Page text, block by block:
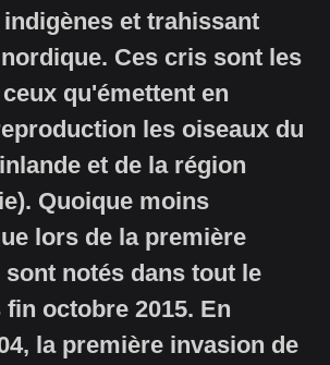
et trahissant
Ces cris sont les
qu'émettent en
les oiseaux du
et de la région
Quoique moins
lors de la première
notés dans tout le
octobre 2015. En
la première invasion de